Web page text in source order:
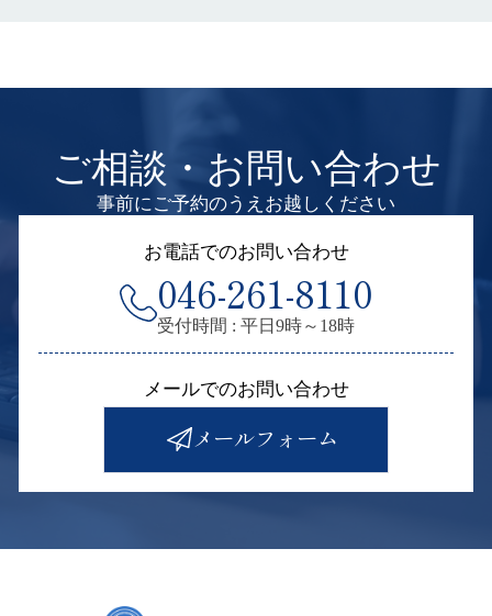
ご相談・お問い合わせ
事前にご予約のうえお越しください
お電話でのお問い合わせ
046-261-8110
受付時間 : 平日9時～18時
メールでのお問い合わせ
メールフォーム